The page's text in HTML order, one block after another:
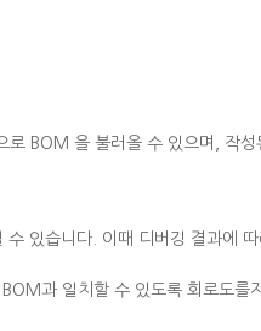
BOM 을 불러올 수 있으며, 작
있습니다. 이때 디버깅 결과에
과 일치할 수 있도록 회로도